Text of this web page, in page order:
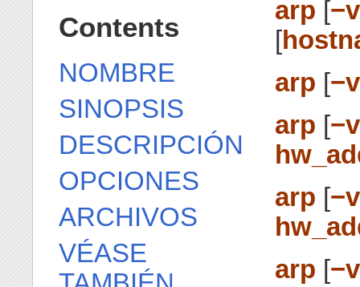
arp [
[
arp [−v
arp [−v
arp [−v
arp [−v
Contents
NOMBRE
SINOPSIS
DESCRIPCIÓN
OPCIONES
ARCHIVOS
VÉASE